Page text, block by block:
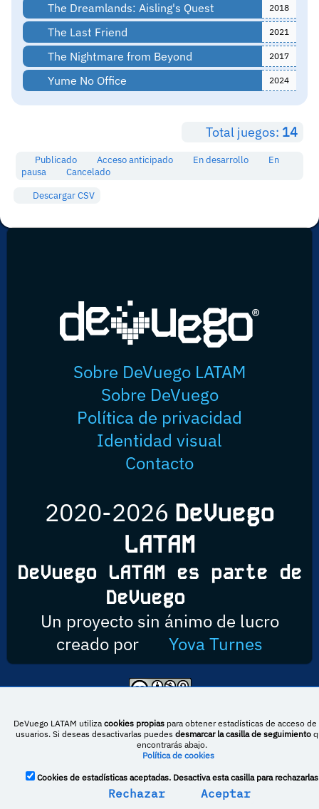
The Dreamlands: Aisling's Quest 2018
The Last Friend 2021
The Nightmare from Beyond 2017
Yume No Office 2024
Total juegos: 14
Publicado Acceso anticipado En desarrollo
En
pausa
Cancelado
Descargar CSV
Sobre DeVuego LATAM
Sobre DeVuego
Política de privacidad
Identidad visual
Contacto
2020-2026 DeVuego
LATAM
DeVuego LATAM es parte de
DeVuego
Un proyecto sin ánimo de lucro
creado por
Yova Turnes
DeVuego Portugal
DeVuego LATAM utiliza cookies propiaspara obtener estadísticas de acceso de
usuarios. Si deseas desactivarlas puedes desmarcar la casilla de seguimiento
encontrarás abajo.
Política de cookies
Cookies de estadísticas aceptadas. Desactiva esta casilla para
Rechazar Aceptar